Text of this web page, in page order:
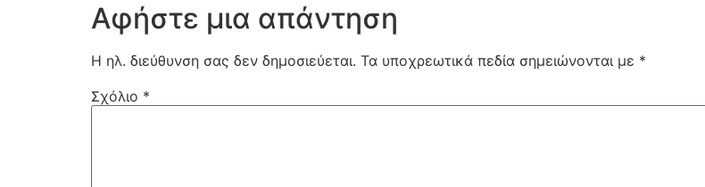
Αφήστε μια απάντηση
Η ηλ. διεύθυνση σας δεν δημοσιεύεται. Τα υποχρεωτικά πεδία σημειώνονται με *
Σχόλιο *